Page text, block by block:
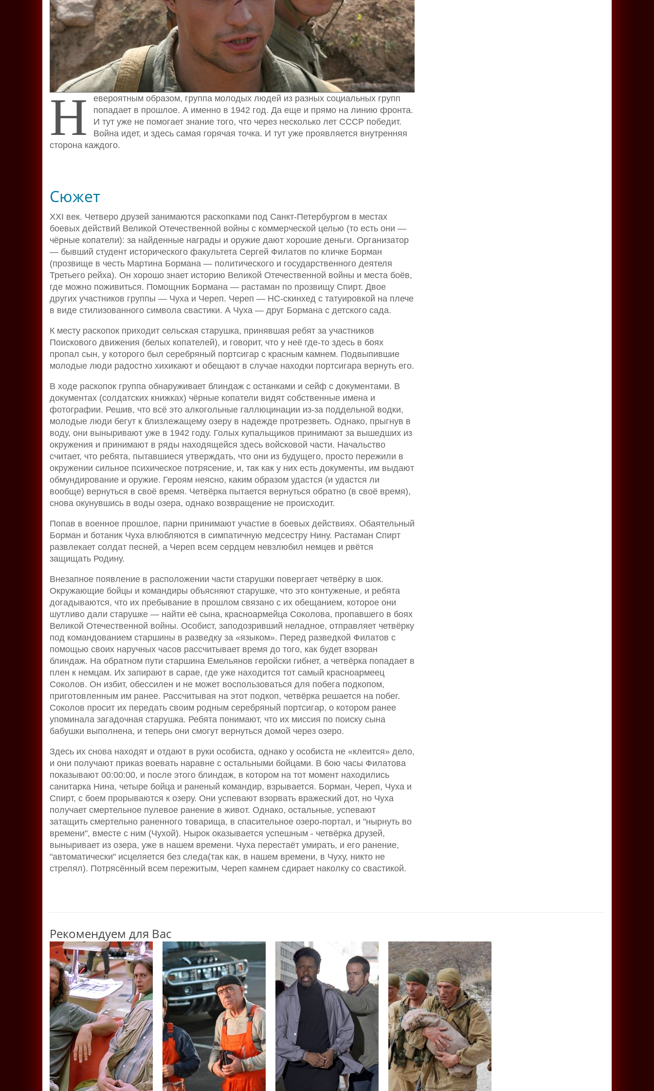
Н евероятным образом, группа молодых людей из разных социальных групп
попадает в прошлое. А именно в 1942 год. Да еще и прямо на линию фронта.
И тут уже не помогает знание того, что через несколько лет СССР победит.
Война идет, и здесь самая горячая точка. И тут уже проявляется внутренняя
сторона каждого.
Сюжет
XXI век. Четверо друзей занимаются раскопками под Санкт-Петербургом в местах
боевых действий Великой Отечественной войны с коммерческой целью (то есть они —
чёрные копатели): за найденные награды и оружие дают хорошие деньги. Организатор
— бывший студент исторического факультета Сергей Филатов по кличке Борман
(прозвище в честь Мартина Бормана — политического и государственного деятеля
Третьего рейха). Он хорошо знает историю Великой Отечественной войны и места боёв,
где можно поживиться. Помощник Бормана — растаман по прозвищу Спирт. Двое
других участников группы — Чуха и Череп. Череп — НС-скинхед с татуировкой на плече
в виде стилизованного символа свастики. А Чуха — друг Бормана с детского сада.
К месту раскопок приходит сельская старушка, принявшая ребят за участников
Поискового движения (белых копателей), и говорит, что у неё где-то здесь в боях
пропал сын, у которого был серебряный портсигар с красным камнем. Подвыпившие
молодые люди радостно хихикают и обещают в случае находки портсигара вернуть его.
В ходе раскопок группа обнаруживает блиндаж с останками и сейф с документами. В
документах (солдатских книжках) чёрные копатели видят собственные имена и
фотографии. Решив, что всё это алкогольные галлюцинации из-за поддельной водки,
молодые люди бегут к близлежащему озеру в надежде протрезветь. Однако, прыгнув в
воду, они выныривают уже в 1942 году. Голых купальщиков принимают за вышедших из
окружения и принимают в ряды находящейся здесь войсковой части. Начальство
считает, что ребята, пытавшиеся утверждать, что они из будущего, просто пережили в
окружении сильное психическое потрясение, и, так как у них есть документы, им выдают
обмундирование и оружие. Героям неясно, каким образом удастся (и удастся ли
вообще) вернуться в своё время. Четвёрка пытается вернуться обратно (в своё время),
снова окунувшись в воды озера, однако возвращение не происходит.
Попав в военное прошлое, парни принимают участие в боевых действиях. Обаятельный
Борман и ботаник Чуха влюбляются в симпатичную медсестру Нину. Растаман Спирт
развлекает солдат песней, а Череп всем сердцем невзлюбил немцев и рвётся
защищать Родину.
Внезапное появление в расположении части старушки повергает четвёрку в шок.
Окружающие бойцы и командиры объясняют старушке, что это контуженые, и ребята
догадываются, что их пребывание в прошлом связано с их обещанием, которое они
шутливо дали старушке — найти её сына, красноармейца Соколова, пропавшего в боях
Великой Отечественной войны. Особист, заподозривший неладное, отправляет четвёрку
под командованием старшины в разведку за «языком». Перед разведкой Филатов с
помощью своих наручных часов рассчитывает время до того, как будет взорван
блиндаж. На обратном пути старшина Емельянов геройски гибнет, а четвёрка попадает в
плен к немцам. Их запирают в сарае, где уже находится тот самый красноармеец
Соколов. Он избит, обессилен и не может воспользоваться для побега подкопом,
приготовленным им ранее. Рассчитывая на этот подкоп, четвёрка решается на побег.
Соколов просит их передать своим родным серебряный портсигар, о котором ранее
упоминала загадочная старушка. Ребята понимают, что их миссия по поиску сына
бабушки выполнена, и теперь они смогут вернуться домой через озеро.
Здесь их снова находят и отдают в руки особиста, однако у особиста не «клеится» дело,
и они получают приказ воевать наравне с остальными бойцами. В бою часы Филатова
показывают 00:00:00, и после этого блиндаж, в котором на тот момент находились
санитарка Нина, четыре бойца и раненый командир, взрывается. Борман, Череп, Чуха и
Спирт, с боем прорываются к озеру. Они успевают взорвать вражеский дот, но Чуха
получает смертельное пулевое ранение в живот. Однако, остальные, успевают
затащить смертельно раненного товарища, в спасительное озеро-портал, и "нырнуть во
времени", вместе с ним (Чухой). Нырок оказывается успешным - четвёрка друзей,
выныривает из озера, уже в нашем времени. Чуха перестаёт умирать, и его ранение,
"автоматически" исцеляется без следа(так как, в нашем времени, в Чуху, никто не
стрелял). Потрясённый всем пережитым, Череп камнем сдирает наколку со свастикой.
Рекомендуем для Вас